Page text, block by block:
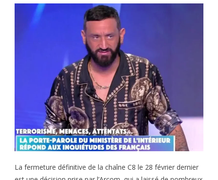
La fermeture définitive de la chaîne C8 le 28 février dernier